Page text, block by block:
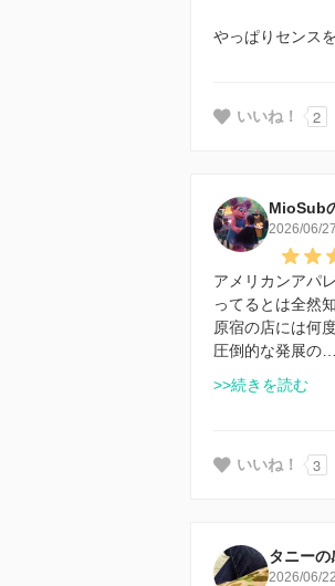
やっぱりセンス
いいね！ 2
MioSub
2026/06/
アメリカンアパ
ってるとは全然
原宿の店には何
圧倒的な発展の…
>>続きを読む
いいね！ 3
タニー
2026/06/